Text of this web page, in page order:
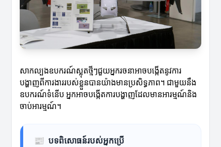
សាកល្បងឧបករណ៍ស្លុតថ្មីៗជួយអ្នករចនាអាចបង្កើតនូវការ
បង្ហាញពីការងាររបស់ខ្លួនបានយ៉ាងមានប្រសិទ្ធភាព។ ជាមួយនឹង
ឧបករណ៍ទំនើប អ្នកអាចបង្កើតការបង្ហាញដែលមានអារម្មណ៍និង
ចាប់អារម្មណ៍។
📰 បទពិសោធន៍របស់អ្នកប្រើ